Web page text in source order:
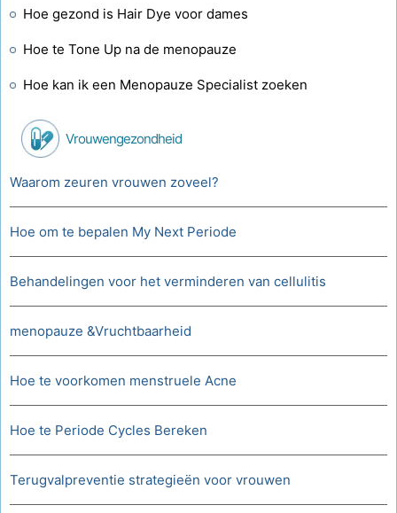
Hoe gezond is Hair Dye voor dames
Hoe te Tone Up na de menopauze
Hoe kan ik een Menopauze Specialist zoeken
Vrouwengezondheid
Waarom zeuren vrouwen zoveel?
Hoe om te bepalen My Next Periode
Behandelingen voor het verminderen van cellulitis
menopauze &Vruchtbaarheid
Hoe te voorkomen menstruele Acne
Hoe te Periode Cycles Bereken
Terugvalpreventie strategieën voor vrouwen